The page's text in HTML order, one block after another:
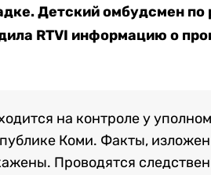
Детский омбудсмен по
RTVI информацию о
на контроле у
Коми. Факты,
Проводятся